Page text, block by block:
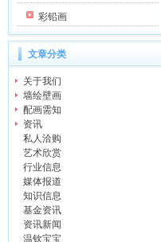
彩铅画
文章分类
关于我们
墙绘壁画
配画需知
资讯
私人洽购
艺术欣赏
行业信息
媒体报道
知识信息
基金资讯
资讯新闻
温钦宝宝